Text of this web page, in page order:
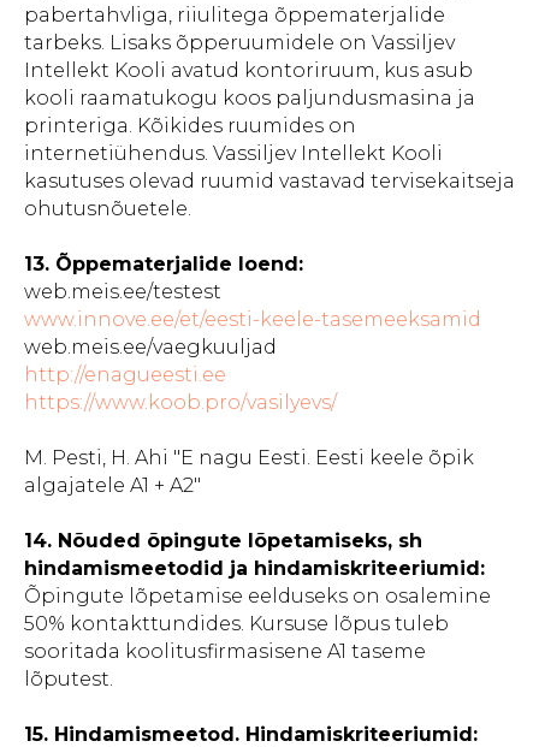
pabertahvliga, riiulitega õppematerjalide
tarbeks. Lisaks õpperuumidele on Vassiljev
Intellekt Kooli avatud kontoriruum, kus asub
kooli raamatukogu koos paljundusmasina ja
printeriga. Kõikides ruumides on
internetiühendus. Vassiljev Intellekt Kooli
kasutuses olevad ruumid vastavad tervisekaitseja
ohutusnõuetele.
13. Õppematerjalide loend:
web.meis.ee/testest
www.innove.ee/et/eesti-keele-tasemeeksamid
web.meis.ee/vaegkuuljad
http://enagueesti.ee
https://www.koob.pro/vasilyevs/
M. Pesti, H. Ahi "E nagu Eesti. Eesti keele õpik
algajatele A1 + A2"
14. Nõuded õpingute lõpetamiseks, sh
hindamismeetodid ja hindamiskriteeriumid:
Õpingute lõpetamise eelduseks on osalemine
50% kontakttundides. Kursuse lõpus tuleb
sooritada koolitusfirmasisene A1 taseme
lõputest.
15. Hindamismeetod. Hindamiskriteeriumid: